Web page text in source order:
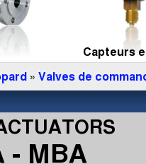
Capteurs
» Valves de
- MBA